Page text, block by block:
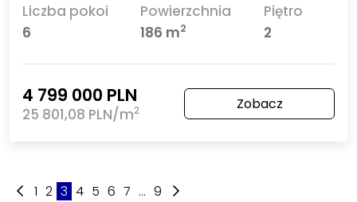
Liczba pokoi
6
Powierzchnia
186 m2
Piętro
2
4 799 000 PLN
25 801,08 PLN/m2 Zobacz
1 2 3 4 5 6 7 ... 9